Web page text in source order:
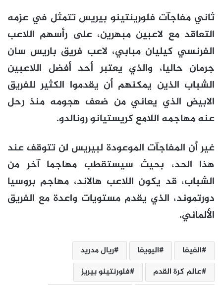
ثاني مفاجآت فلورينتينو بيريس تتمثل في عزمه
التعاقد مع لاعبين مبهرين، على رأسهم اللاعب
الفرنسي كيليان مبابي، لاعب فريق باريس سان
جرمان حاليا، والذي يعتبر أحد أفضل اللاعبين
الشباب الذين يمكنهم أن يقدموا الكثير للفريق
الابيض الذي يعاني من ضعف هجومه منذ رحل
عنه مهاجمه اللامع كريستيانو رونالدو.
غير أن المفاجآت الموعودة لبيريس لن تتوقف عند
هذا الحد، بحيث سيستقطب مهاجما آخر من
الشباب، قد يكون اللاعب هالاند، مهاجم بروسيا
دورتموند، الذي يقدم مستويات واعدة مع الفريق
الألماني.
الفيفا اليويفا
ريال مدريد
عالم كرة القدم
فلورنتينو بيريز